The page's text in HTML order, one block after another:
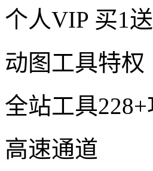
个人VIP 买1
动图工具特权
全站工具
高速通道